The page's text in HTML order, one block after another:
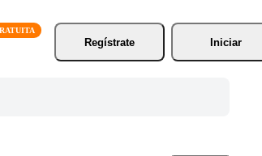
Regístrate
Iniciar